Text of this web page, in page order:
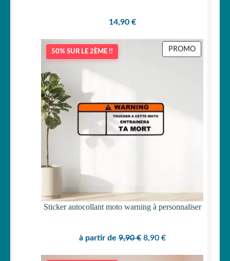
14,90 €
50% SUR LE 2ÈME !! PROMOPRODUIT
Sticker autocollant moto warning à personnaliser
à partir de9,90€ Le
8,90 €Le